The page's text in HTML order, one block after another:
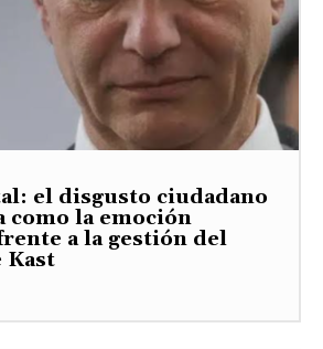
el disgusto ciudadano
como la emoción
a la gestión del
Kast